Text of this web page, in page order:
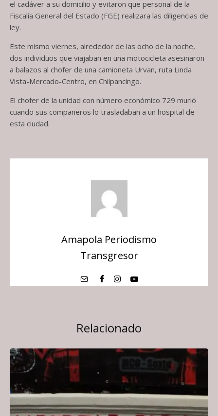
el cadáver a su domicilio y evitaron que personal de la
Fiscalía General del Estado (FGE) realizara las diligencias de
ley.
Este mismo viernes, alrededor de las ocho de la noche,
dos individuos que viajaban en una motocicleta asesinaron
a balazos al chofer de una camioneta Urvan, ruta Linda
Vista-Mercado-Centro, en Chilpancingo.
El chofer de la unidad con número económico 729 murió
cuando sus compañeros lo trasladaban a un hospital de
esta ciudad.
Amapola Periodismo
Transgresor
Relacionado